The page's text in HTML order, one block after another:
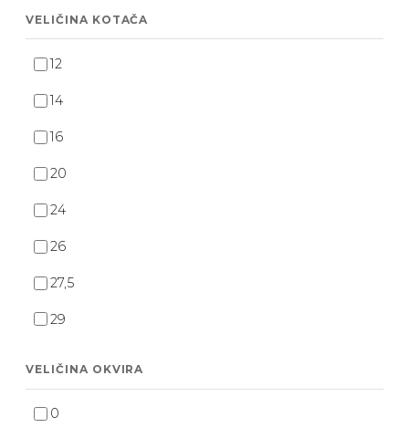
VELIČINA KOTAČA
12
14
16
20
24
26
27,5
29
VELIČINA OKVIRA
0